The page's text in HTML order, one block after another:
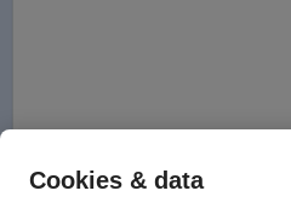
Cookies & data